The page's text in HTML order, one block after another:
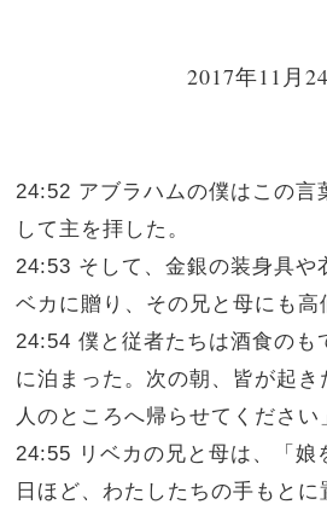
2017年11月
24:52 アブラハムの僕はこの言
して主を拝した。
24:53 そして、金銀の装身具や
ベカに贈り、その兄と母にも高
24:54 僕と従者たちは酒食のも
に泊まった。次の朝、皆が起き
人のところへ帰らせてください
24:55 リベカの兄と母は、「娘
日ほど、わたしたちの手もと